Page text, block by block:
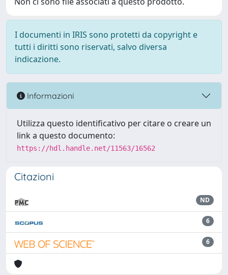
I documenti in IRIS sono protetti da copyright e
tutti i diritti sono riservati, salvo diversa
indicazione.
Informazioni
Utilizza questo identificativo per citare o creare un
link a questo documento:
https://hdl.handle.net/11563/16562
Citazioni
ND
6
6